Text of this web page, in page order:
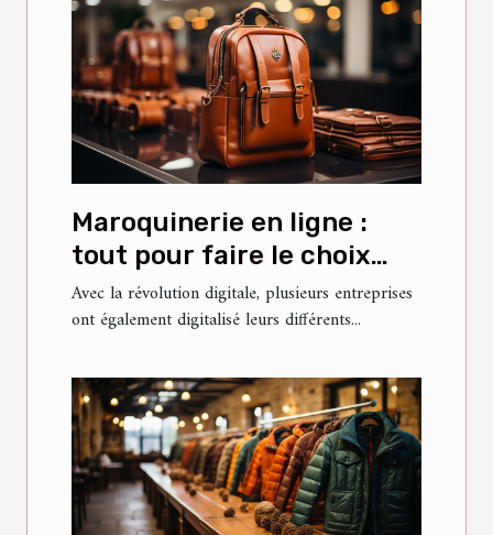
Maroquinerie en ligne :
tout pour faire le choix
idéal ?
Avec la révolution digitale, plusieurs entreprises
ont également digitalisé leurs différents...